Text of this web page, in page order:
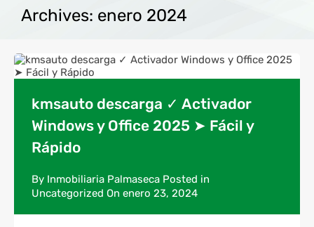
Archives: enero 2024
kmsauto descarga ✓ Activador
Windows y Office 2025 ➤ Fácil y
Rápido
By Inmobiliaria Palmaseca Posted in
Uncategorized On enero 23, 2024